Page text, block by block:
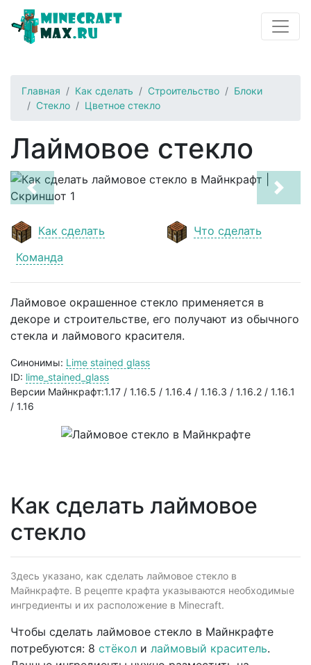
Главная Как сделать Строительство
Блоки
Стекло
Цветное стекло
Лаймовое стекло
Previous Next
Как сделать
Что сделать
Команда
Лаймовое окрашенное стекло применяется в
декоре и строительстве, его получают из обычного
стекла и лаймового красителя.
Синонимы: Lime stained glass
ID: lime_stained_glass
Версии Майнкрафт:1.17 / 1.16.5 / 1.16.4 / 1.16.3 / 1.16.2 / 1.16.1
/ 1.16
Как сделать лаймовое
стекло
Здесь указано, как сделать лаймовое стекло в
Майнкрафте. В рецепте крафта указываются необходимые
ингредиенты и их расположение в Minecraft.
Чтобы сделать лаймовое стекло в Майнкрафте
потребуются: 8 стёкол и лаймовый краситель.